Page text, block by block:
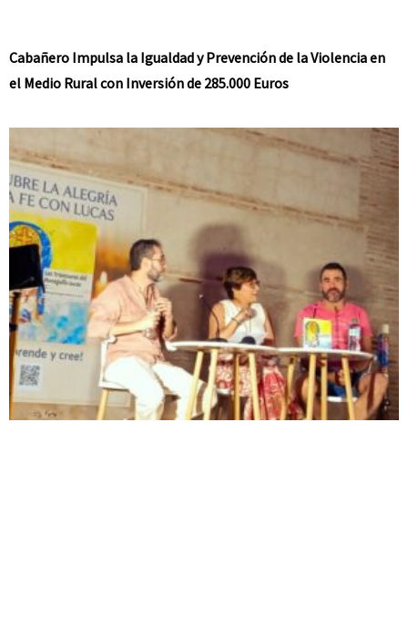
Cabañero Impulsa la Igualdad y Prevención de la Violencia en
el Medio Rural con Inversión de 285.000 Euros